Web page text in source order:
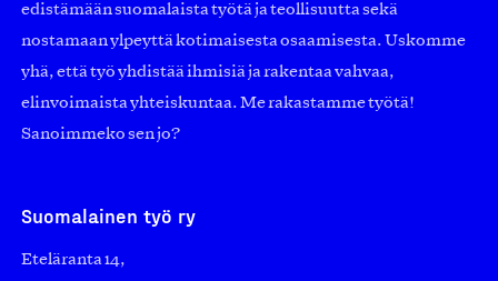
edistämään suomalaista työtä ja teollisuutta sekä
nostamaan ylpeyttä kotimaisesta osaamisesta. Uskomme
yhä, että työ yhdistää ihmisiä ja rakentaa vahvaa,
elinvoimaista yhteiskuntaa. Me rakastamme työtä!
Sanoimmeko sen jo?
Suomalainen työ ry
Eteläranta 14,